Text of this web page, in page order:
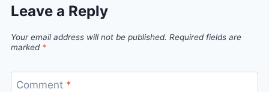
Leave a Reply
Your email address will not be published. Required fields are
marked *
Comment *